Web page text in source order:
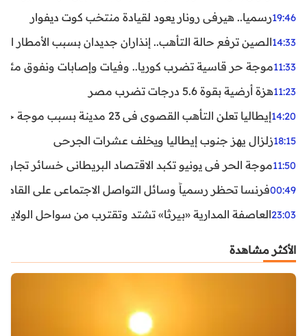
19:46رسميا.. هيرفي رونار يعود لقيادة منتخب كوت ديفوار
14:33الصين ترفع حالة التأهب.. إنذاران جديدان بسبب الأمطار
11:33موجة حر قاسية تضرب كوريا.. وفيات وإصابات ونفوق مئات
11:23هزة أرضية بقوة 5.6 درجات تضرب مصر
14:20إيطاليا تعلن التأهب القصوى في 23 مدينة بسبب موجة حر شديدة
18:15زلزال يهز جنوب إيطاليا ويخلف عشرات الجرحى
11:50موجة الحر في يونيو تكبد الاقتصاد البريطاني خسائر تجاوزت 1.5 مليار
00:49فرنسا تحظر رسمياً وسائل التواصل الاجتماعي على القاصرين
23:03العاصفة المدارية «بيرثا» تشتد وتقترب من سواحل
الأكثر مشاهدة